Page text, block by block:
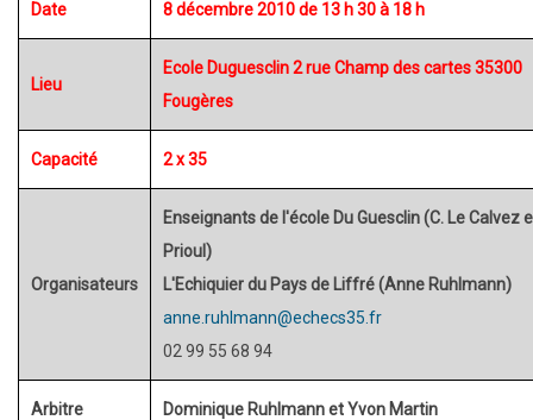
Date 8 décembre 2010 de 13 h 30 à 18 h
Lieu
Ecole Duguesclin 2 rue Champ des cartes 35300
Fougères
Capacité 2 x 35
Organisateurs
Enseignants de l'école Du Guesclin (C. Le Calvez
Prioul)
L'Echiquier du Pays de Liffré (Anne Ruhlmann)
anne.ruhlmann@echecs35.fr
02 99 55 68 94
Arbitre Dominique Ruhlmann et Yvon Martin